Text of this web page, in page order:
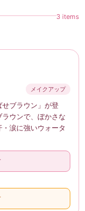
3 items
メイクアップ
ブラウン」が登
ウンで、ぼかさな
涙に強いウォータ